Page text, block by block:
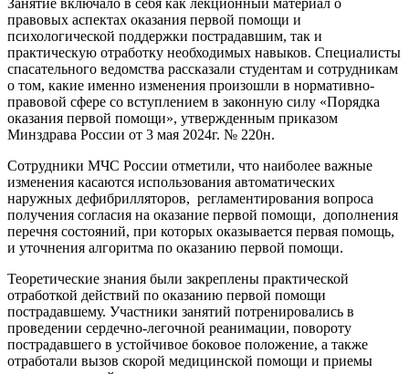
Занятие включало в себя как лекционный материал о
правовых аспектах оказания первой помощи и
психологической поддержки пострадавшим, так и
практическую отработку необходимых навыков. Специалисты
спасательного ведомства рассказали студентам и сотрудникам
о том, какие именно изменения произошли в нормативно-
правовой сфере со вступлением в законную силу «Порядка
оказания первой помощи», утвержденным приказом
Минздрава России от 3 мая 2024г. № 220н.
Сотрудники МЧС России отметили, что наиболее важные
изменения касаются использования автоматических
наружных дефибрилляторов, регламентирования вопроса
получения согласия на оказание первой помощи, дополнения
перечня состояний, при которых оказывается первая помощь,
и уточнения алгоритма по оказанию первой помощи.
Теоретические знания были закреплены практической
отработкой действий по оказанию первой помощи
пострадавшему. Участники занятий потренировались в
проведении сердечно-легочной реанимации, повороту
пострадавшего в устойчивое боковое положение, а также
отработали вызов скорой медицинской помощи и приемы